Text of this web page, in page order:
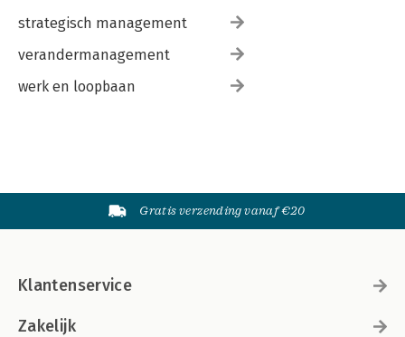
strategisch management
verandermanagement
werk en loopbaan
Gratis verzending vanaf €20
Klantenservice
Zakelijk